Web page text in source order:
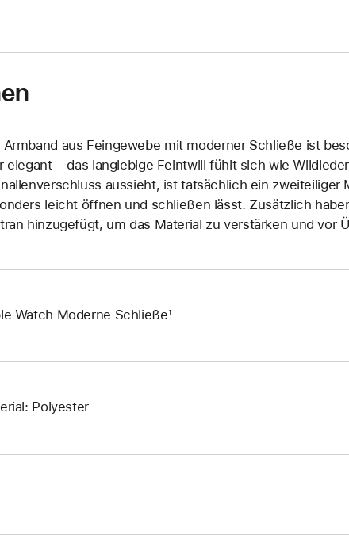
Armband aus Feingewebe mit moderner Schließe ist
elegant – das langlebige Feintwill fühlt sich wie
aussieht, ist tatsächlich ein zweiteiliger
leicht öffnen und schließen lässt. Zusätzlich
hinzugefügt, um das Material zu verstärken und vor
Watch Moderne Schließe¹
Polyester